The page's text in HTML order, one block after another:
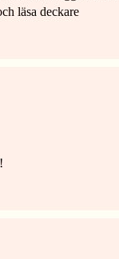
läsa deckare